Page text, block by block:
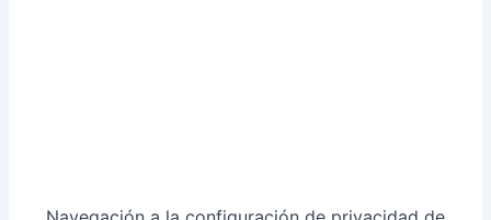
Seleccionar 'Habilitada' y luego 'Forzar denegación'.